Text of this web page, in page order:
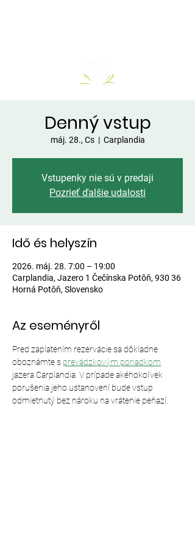
Denný vstup
máj. 28., Cs
  |
Carplandia
Vstupenky nie sú v predaji
Pozrieť ďalšie udalosti
Idő és helyszín
2026. máj. 28. 7:00 – 19:00
Carplandia, Jazero 1 Čečínska Potôň, 930 36
Horná Potôň, Slovensko
Az eseményről
Pred zaplatením rezervácie sa dôkladne
oboznámte s prevádzkovým poriadkom
jazera Carplandia. V prípade akéhokoľvek
porušenia jeho ustanovení bude vstup
odmietnutý bez nároku na vrátenie peňazí.